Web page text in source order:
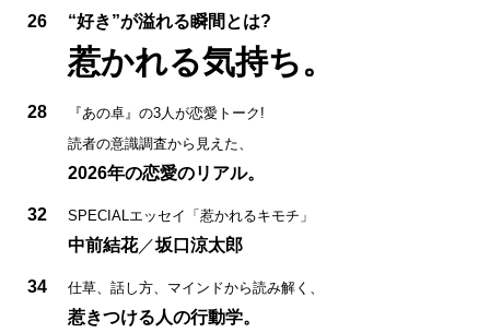
26 “好き”が溢れる瞬間とは?
惹かれる気持ち。
28
『あの卓』の3人が恋愛トーク!
読者の意識調査から見えた、
2026年の恋愛のリアル。
32 SPECIALエッセイ「惹かれるキモチ」
中前結花／坂口涼太郎
34 仕草、話し方、マインドから読み解く、
惹きつける人の行動学。